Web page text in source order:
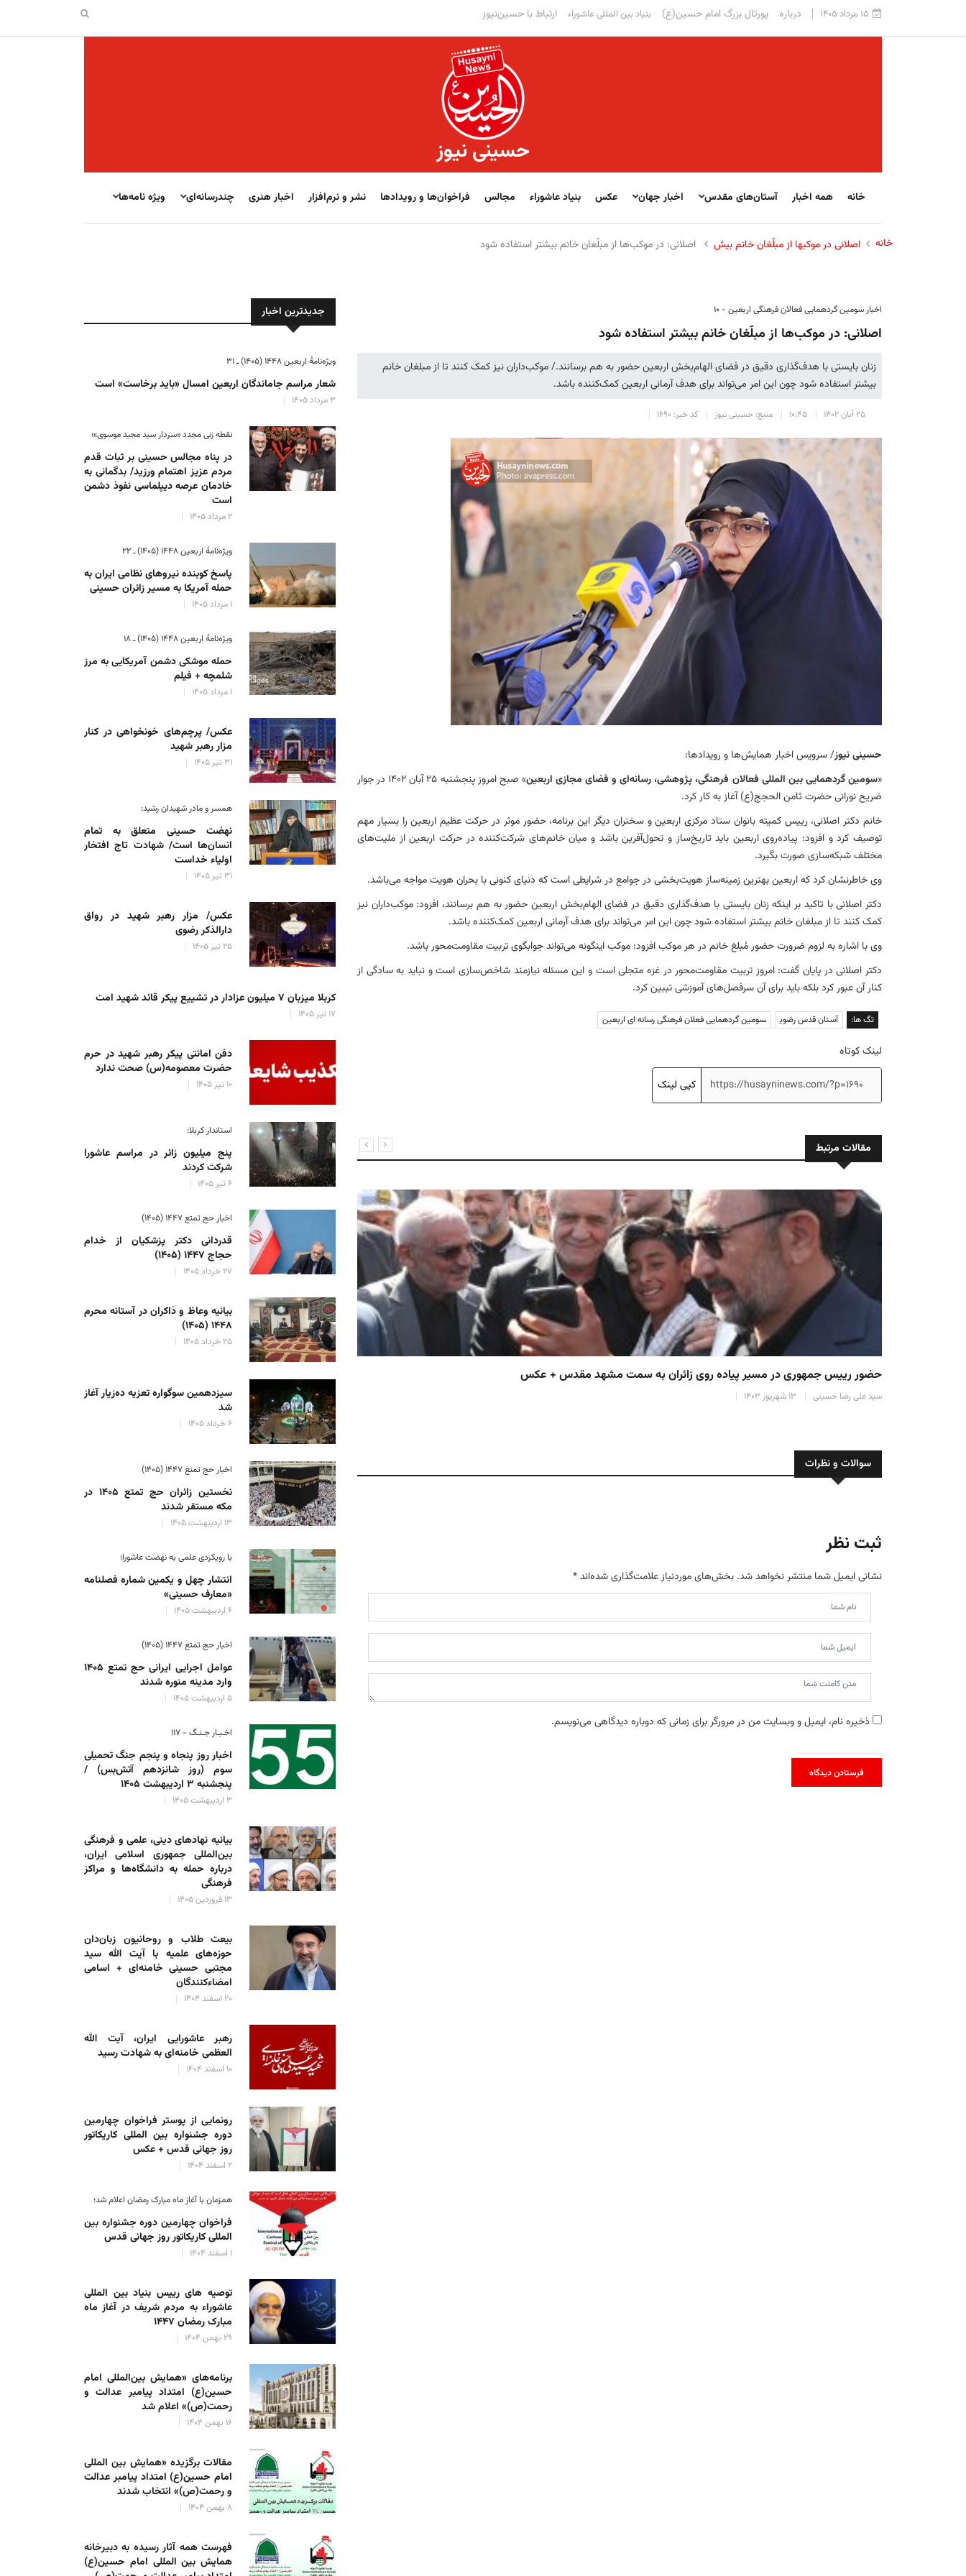
۱۵ مرداد ۱۴۰۵ درباره پورتال بزرگ امام حسین(ع) بنیاد بین المللی عاشوراء ارتباط با حسین‌نیوز
حسینی نیوز
خانه همه اخبار آستان‌های مقدس اخبار جهان عکس بنیاد عاشوراء مجالس فراخوان‌‏‏‏ها و رویدادها نشر و نرم‌افزار اخبار هنری چندرسانه‌ای ویژه نامه‌ها
خانه اصلانی در موکبها از مبلّغان خانم بیش اصلانی: در موکب‌ها از مبلّغان خانم بیشتر استفاده شود
اخبار سومین گردهمایی فعالان فرهنگی اربعین - ۱۰
اصلانی: در موکب‌ها از مبلّغان خانم بیشتر استفاده شود
زنان بایستی با هدف‌گذاری دقیق در فضای الهام‌بخش اربعین حضور به هم برسانند./ موکب‌داران نیز کمک کنند تا از مبلغان خانم
بیشتر استفاده شود چون این امر می‌تواند برای هدف آرمانی اربعین کمک‌کننده باشد.
۲۵ آبان ۱۴۰۲ ۱۰:۴۵ منبع: حسینی نیوز کد خبر: ۱۶۹۰
حسینی نیوز/ سرویس اخبار همایش‌ها و رویدادها:
«سومین گردهمایی بین المللی فعالان فرهنگی، پژوهشی، رسانه‌ای و فضای مجازی اربعین
» صبح امروز پنجشنبه ۲۵ آبان ۱۴۰۲ در جوار
ضریح نورانی حضرت ثامن الحجج(ع) آغاز به کار کرد.
خانم دکتر اصلانی، رییس کمیته بانوان ستاد مرکزی اربعین و سخنران دیگر این برنامه، حضور موثر در حرکت عظیم اربعین را بسیار مهم
توصیف کرد و افزود: پیاده‌روی اربعین باید تاریخ‌ساز و تحول‌آفرین باشد و میان خانم‌های شرکت‌کننده در حرکت اربعین از ملیت‌های
مختلف شبکه‌سازی صورت بگیرد.
وی خاطرنشان کرد که اربعین بهترین زمینه‌سازِ هویت‌بخشی در جوامع در شرایطی است که دنیای کنونی با بحران هویت مواجه می‌باشد.
دکتر اصلانی با تاکید بر اینکه زنان بایستی با هدف‌گذاری دقیق در فضای الهام‌بخش اربعین حضور به هم برسانند، افزود: موکب‌داران نیز
کمک کنند تا از مبلغان خانم بیشتر استفاده شود چون این امر می‌تواند برای هدف آرمانی اربعین کمک‌کننده باشد.
وی با اشاره به لزوم ضرورت حضور مُبلغ خانم در هر موکب افزود: موکب اینگونه می‌تواند جوابگوی تربیت مقاومت‌محور باشد.
دکتر اصلانی در پایان گفت: امروز تربیت مقاومت‌محور در غزه متجلی است و این مسئله نیازمند شاخص‌سازی است و‌ نباید به سادگی از
کنار آن عبور کرد بلکه باید برای آن سرفصل‌های آموزشی تببین کرد.
تگ ها: آستان قدس رضوی سومین گردهمایی فعلان فرهنگی رسانه ای اربعین
لینک کوتاه
کپی لینک
مقالات مرتبط
حضور رییس جمهوری در مسیر پیاده روی زائران به سمت مشهد مقدس + عکس
سید علی رضا حسینی ۱۳ شهریور ۱۴۰۳
اخبار سومین گردهمایی فعالان فرهنگی اربعین - ۸
حسینی: تعداد زوار ایرانی اربعین می تواند ۱۵میلیون نفر باشد
سید علی رضا حسینی ۲ آذر ۱۴۰۲
سوالات و نظرات
ثبت نظر
نشانی ایمیل شما منتشر نخواهد شد. بخش‌های موردنیاز علامت‌گذاری شده‌اند*
ذخیره نام، ایمیل و وبسایت من در مرورگر برای زمانی که دوباره دیدگاهی می‌نویسم.
جدیدترین اخبار
ویژه‌نامهٔ اربعین ۱۴۴۸ (۱۴۰۵) ـ ۳۱
شعار مراسم جاماندگان اربعین امسال «باید برخاست» است
۳ مرداد ۱۴۰۵
نقطه زنی مجدد «سردار سید مجید موسوی»؛
در پناه مجالس حسینی بر ثبات‌ قدم
مردم عزیز اهتمام ورزید/ بدگمانی به
خادمان عرصه دیپلماسی نفوذ دشمن
است
۲ مرداد ۱۴۰۵
ویژه‌نامهٔ اربعین ۱۴۴۸ (۱۴۰۵) ـ ۲۲
پاسخ کوبنده نیروهای نظامی ایران به
حمله آمریکا به مسیر زائران حسینی
۱ مرداد ۱۴۰۵
ویژه‌نامهٔ اربعین ۱۴۴۸ (۱۴۰۵) ـ ۱۸
حمله موشکی دشمن آمریکایی به مرز
شلمچه + فیلم
۱ مرداد ۱۴۰۵
عکس/ پرچم‌های خونخواهی در کنار
مزار رهبر شهید
۳۱ تیر ۱۴۰۵
همسر و مادر شهیدان رشید:
نهضت حسینی متعلق به تمام
انسان‌ها است/ شهادت تاج افتخار
اولیاء خداست
۳۱ تیر ۱۴۰۵
عکس/ مزار رهبر شهید در رواق
دارالذکر رضوی
۲۵ تیر ۱۴۰۵
کربلا میزبان ۷ میلیون عزادار در تشییع پیکر قائد شهید امت
۱۷ تیر ۱۴۰۵
دفن امانتی پیکر رهبر شهید در حرم
حضرت معصومه(س) صحت ندارد
۱۰ تیر ۱۴۰۵
استاندار کربلا:
پنج میلیون زائر در مراسم عاشورا
شرکت کردند
۶ تیر ۱۴۰۵
اخبار حج تمتع ۱۴۴۷ (۱۴۰۵)
قدردانی دکتر پزشکیان از خدام
حجاج ۱۴۴۷ (۱۴۰۵)
۲۷ خرداد ۱۴۰۵
بیانیه وعاظ و ذاکران در آستانه محرم
۱۴۴۸ (۱۴۰۵)
۲۵ خرداد ۱۴۰۵
سیزدهمین سوگواره تعزیه ده‌زیار آغاز
شد
۶ خرداد ۱۴۰۵
اخبار حج تمتع ۱۴۴۷ (۱۴۰۵)
نخستین زائران حج تمتع ۱۴۰۵ در
مکه مستقر شدند
۱۳ اردیبهشت ۱۴۰۵
با رویکردی علمی به نهضت عاشورا؛
انتشار چهل و یکمین شماره فصلنامه
«معارف حسینی»
۶ اردیبهشت ۱۴۰۵
اخبار حج تمتع ۱۴۴۷ (۱۴۰۵)
عوامل اجرایی ایرانی حج تمتع ۱۴۰۵
وارد مدینه منوره ‌شدند
۵ اردیبهشت ۱۴۰۵
اخـبـار جـنـگ - ۱۱۷
اخبار روز پنجاه و پنجم جنگ تحمیلی
سوم (روز شانزدهم آتش‌بس) /
پنجشنبه ۳ اردیبهشت ۱۴۰۵
۳ اردیبهشت ۱۴۰۵
بیانیه نهادهای دینی، علمی و فرهنگی
بین‌المللی جمهوری اسلامی ایران،
درباره حمله به دانشگاه‌ها و مراکز
فرهنگی
۱۳ فروردین ۱۴۰۵
بیعت طلاب و روحانیون زبان‌دان
حوزه‌های علمیه با آیت الله سید
مجتبی حسینی خامنه‌ای + اسامی
امضاءکنندگان
۲۰ اسفند ۱۴۰۴
رهبر عاشورایی ایران، آیت الله
العظمی خامنه‌ای به شهادت رسید
۱۰ اسفند ۱۴۰۴
رونمایی از پوستر فراخوان چهارمین
دوره جشنواره بین المللی کاریکاتور
روز جهانی قدس + عکس
۲ اسفند ۱۴۰۴
همزمان با آغاز ماه مبارک رمضان اعلام شد؛
فراخوان چهارمین دوره جشنواره بین
المللی کاریکاتور روز جهانی قدس
۱ اسفند ۱۴۰۴
توصیه های رییس بنیاد بین المللی
عاشوراء به مردم شریف در آغاز ماه
مبارک رمضان ۱۴۴۷
۲۹ بهمن ۱۴۰۴
برنامه‌های «همایش بین‌المللی امام
حسین(ع) امتداد پیامبر عدالت و
رحمت(ص)» اعلام شد
۱۶ بهمن ۱۴۰۴
مقالات برگزیده «همایش بین المللی
امام حسین(ع) امتداد پیامبر عدالت
و رحمت(ص)» انتخاب شدند
۸ بهمن ۱۴۰۴
فهرست همه آثار رسیده به دبیرخانه
همایش بین المللی امام حسین(ع)